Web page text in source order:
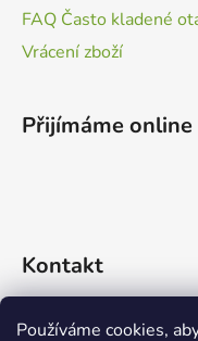
Používáme cookies,
FAQ Často kladené
Vrácení zboží
Přijímáme
Kontakt
info @zvidalci.cz